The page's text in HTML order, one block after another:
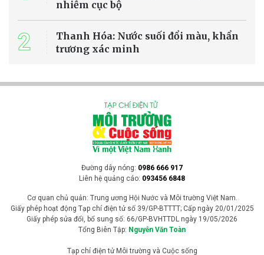
đổi khí hậu, dù vẫn cần thêm thời gian để kiểm chứng hiệu quả thực
Tin Quốc tế
tốc thi công trước sức ép xử lý rác